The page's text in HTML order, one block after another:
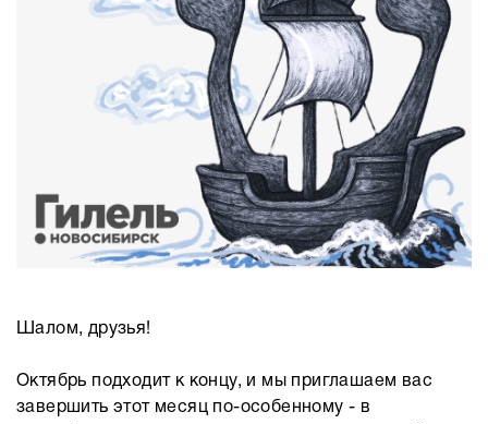
Шалом, друзья!
Октябрь подходит к концу, и мы приглашаем вас
завершить этот месяц по-особенному - в